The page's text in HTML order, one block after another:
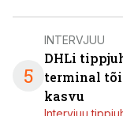
5
INTERVJUU
DHLi
terminal
kasvu
Intervjuu